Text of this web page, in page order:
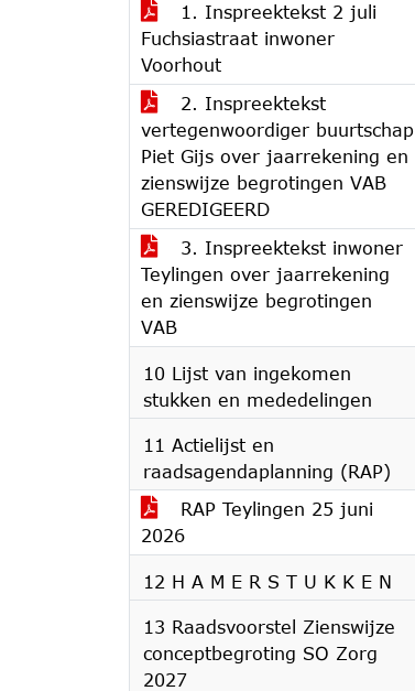
1. Inspreektekst 2 juli
Fuchsiastraat inwoner
Voorhout
2. Inspreektekst
vertegenwoordiger buurtschap
Piet Gijs over jaarrekening en
zienswijze begrotingen VAB
GEREDIGEERD
3. Inspreektekst inwoner
Teylingen over jaarrekening
en zienswijze begrotingen
VAB
10 Lijst van ingekomen
stukken en mededelingen
11 Actielijst en
raadsagendaplanning (RAP)
RAP Teylingen 25 juni
2026
12 H A M E R S T U K K E N
13 Raadsvoorstel Zienswijze
conceptbegroting SO Zorg
2027